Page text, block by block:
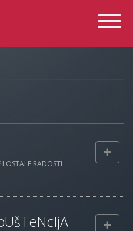
Toggle
I OSTALE RADOSTI